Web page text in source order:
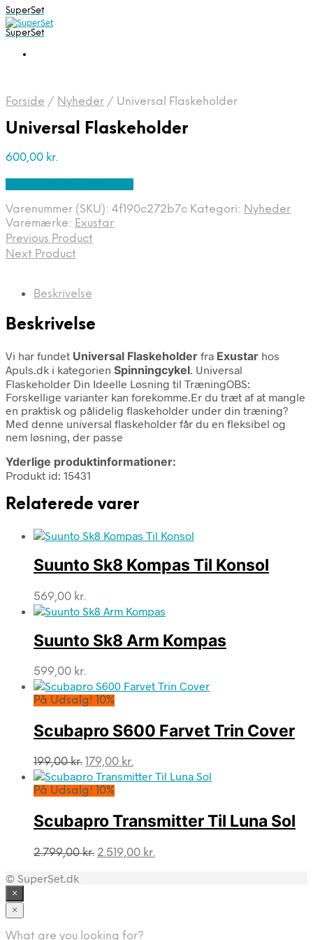
SuperSet
SuperSet
Forside / Nyheder / Universal Flaskeholder
Universal Flaskeholder
600,00 kr.
Varenummer (SKU): 4f190c272b7c Kategori: Nyheder
Varemærke: Exustar
Previous Product
Next Product
Beskrivelse
Beskrivelse
Vi har fundet Universal Flaskeholder fra Exustar hos
Apuls.dk i kategorien Spinningcykel. Universal
Flaskeholder Din Ideelle Løsning til TræningOBS:
Forskellige varianter kan forekomme.Er du træt af at mangle
en praktisk og pålidelig flaskeholder under din træning?
Med denne universal flaskeholder får du en fleksibel og
nem løsning, der passe
Yderlige produktinformationer:
Produkt id: 15431
Relaterede varer
Suunto Sk8 Kompas Til Konsol
569,00 kr.
Suunto Sk8 Arm Kompas
599,00 kr.
På Udsalg! 10%
Scubapro S600 Farvet Trin Cover
199,00kr. Den
oprindelige
pris
199,00 kr..
179,00 kr.
aktuelle
179,00 kr..
På Udsalg! 10%
Scubapro Transmitter Til Luna Sol
2.799,00kr. Den
2.519,00 kr.
© SuperSet.dk
×
×
What are you looking for?